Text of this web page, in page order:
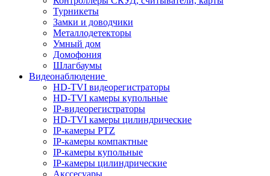
Турникеты
Замки и доводчики
Металлодетекторы
Умный дом
Домофония
Шлагбаумы
Видеонаблюдение
HD-TVI видеорегистраторы
HD-TVI камеры купольные
IP-видеорегистраторы
HD-TVI камеры цилиндрические
IP-камеры PTZ
IP-камеры компактные
IP-камеры купольные
IP-камеры цилиндрические
Акссесуары